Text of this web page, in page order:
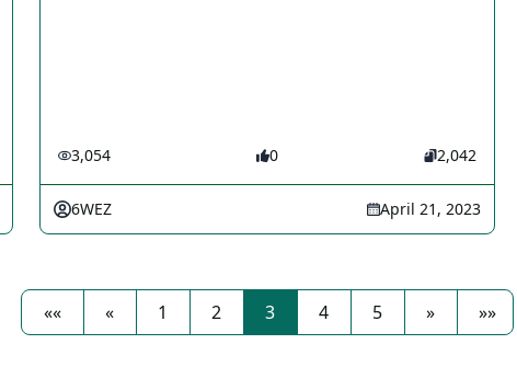
3,054 0 2,042
6WEZ April 21, 2023
«« « 1 2 3 4 5 » »»